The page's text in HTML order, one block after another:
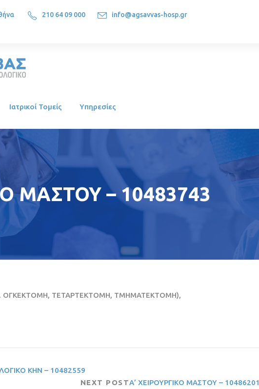
210 64 09 000 info@agsavvas-hosp.gr
Ιατρικοί Τομείς Υπηρεσίες
ΜΑΣΤΟΥ – 10483743
ΟΓΚΕΚΤΟΜΗ, ΤΕΤΑΡΤΕΚΤΟΜΗ, ΤΜΗΜΑΤΕΚΤΟΜΗ),
ΚΗΝ – 10482559
NEXT POSTΑ’ ΧΕΙΡΟΥΡΓΙΚΟ ΜΑΣΤΟΥ – 10486201